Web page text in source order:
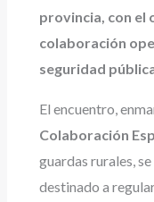
provincia, con
colaboración
seguridad
El encuentro,
Colaboración
guardas rurales,
destinado a